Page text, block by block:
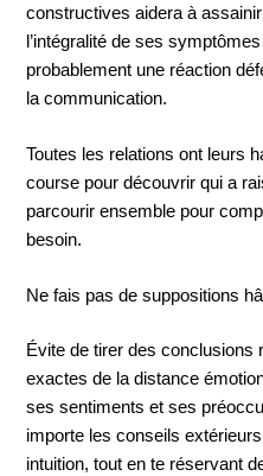
constructives aidera à
l’intégralité de ses
probablement une réaction
la communication.
Toutes les relations ont leurs
course pour découvrir qui a
parcourir ensemble pour
besoin.
Ne fais pas de suppositions
Évite de tirer des conclusions
exactes de la distance
ses sentiments et ses
importe les conseils
intuition, tout en te réservant